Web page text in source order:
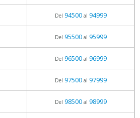
Del 94500al 94999
Del 95500al 95999
Del 96500al 96999
Del 97500al 97999
Del 98500al 98999